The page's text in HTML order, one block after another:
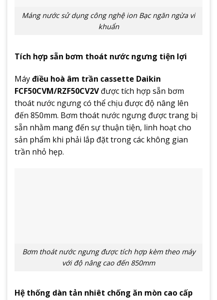
Máng nước sử dụng công nghệ ion Bạc ngăn ngừa vi
khuẩn
Tích hợp sẵn bơm thoát nước ngưng tiện lợi
Máyđiều hoà âm trần cassette Daikin
FCF50CVM/RZF50CV2Vđược tích hợp sẵn bơm
thoát nước ngưng có thể chịu được độ nâng lên
đến 850mm. Bơm thoát nước ngưng được trang bị
sẵn nhằm mang đến sự thuận tiện, linh hoạt cho
sản phẩm khi phải lắp đặt trong các không gian
trần nhỏ hẹp.
Bơm thoát nước ngưng được tích hợp kèm theo máy
với độ nâng cao đến 850mm
Hệ thống dàn tản nhiêt chống ăn mòn cao cấp